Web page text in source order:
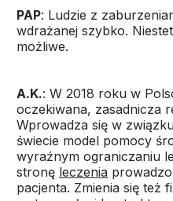
PAP: Ludzie z
wdrażanej szybko.
możliwe.
A.K.: W 2018 roku w
oczekiwana, zasadnicza
Wprowadza się w
świecie model pomocy
wyraźnym ograniczaniu
stronę leczenia
pacjenta. Zmienia się też